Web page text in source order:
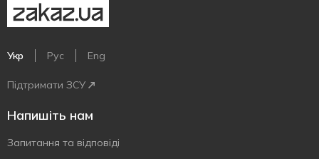
Укр Рус Eng
Підтримати ЗСУ
Напишіть нам
Запитання та відповіді